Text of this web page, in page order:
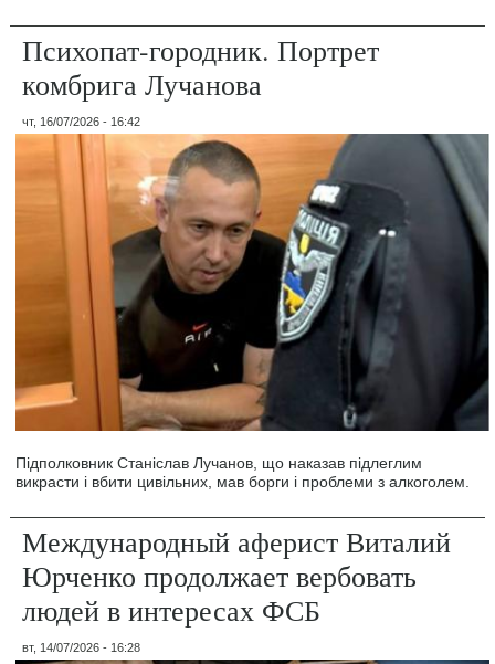
Психопат-городник. Портрет
комбрига Лучанова
чт, 16/07/2026 - 16:42
Підполковник Станіслав Лучанов, що наказав підлеглим
викрасти і вбити цивільних, мав борги і проблеми з алкоголем.
Международный аферист Виталий
Юрченко продолжает вербовать
людей в интересах ФСБ
вт, 14/07/2026 - 16:28